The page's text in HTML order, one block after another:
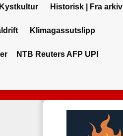
Historisk | Fra arkiv
Klimagassutslipp
NTB Reuters AFP UPI